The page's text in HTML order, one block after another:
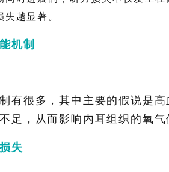
越显著。
机制
有很多，其中主要的假说是高
足，从而影响内耳组织的氧
失